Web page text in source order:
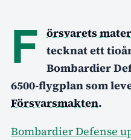
F örsvarets
tecknat ett
Bombardier
6500-flygplan som
Försvarsmakten.
Bombardier Defense